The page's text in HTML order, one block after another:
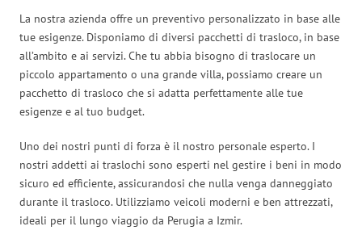
La nostra azienda offre un preventivo personalizzato in base alle
tue esigenze. Disponiamo di diversi pacchetti di trasloco, in base
all’ambito e ai servizi. Che tu abbia bisogno di traslocare un
piccolo appartamento o una grande villa, possiamo creare un
pacchetto di trasloco che si adatta perfettamente alle tue
esigenze e al tuo budget.
Uno dei nostri punti di forza è il nostro personale esperto. I
nostri addetti ai traslochi sono esperti nel gestire i beni in modo
sicuro ed efficiente, assicurandosi che nulla venga danneggiato
durante il trasloco. Utilizziamo veicoli moderni e ben attrezzati,
ideali per il lungo viaggio da Perugia a Izmir.